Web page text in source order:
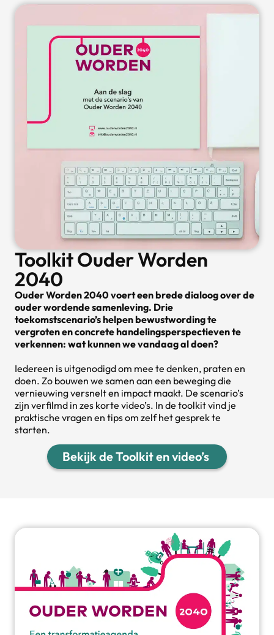
Toolkit Ouder Worden
2040
Ouder Worden 2040 voert een brede dialoog over de
ouder wordende samenleving. Drie
toekomstscenario’s helpen bewustwording te
vergroten en concrete handelingsperspectieven te
verkennen: wat kunnen we vandaag al doen?
Iedereen is uitgenodigd om mee te denken, praten en
doen. Zo bouwen we samen aan een beweging die
vernieuwing versnelt en impact maakt. De scenario’s
zijn verfilmd in zes korte video’s. In de toolkit vind je
praktische vragen en tips om zelf het gesprek te
starten.
Bekijk de Toolkit en video’s